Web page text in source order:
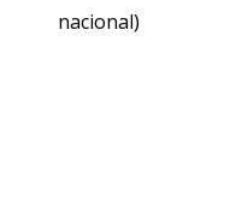
nacional)